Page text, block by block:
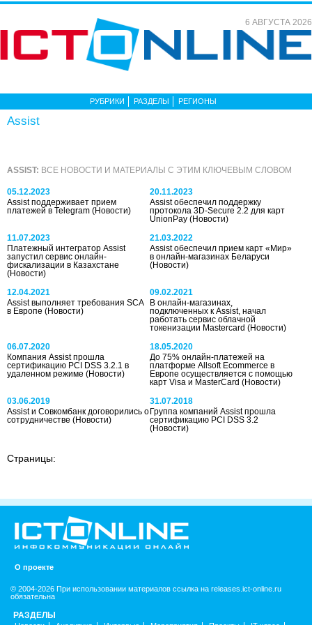
6 АВГУСТА 2026
РУБРИКИ РАЗДЕЛЫ РЕГИОНЫ
Assist
ASSIST: ВСЕ НОВОСТИ И МАТЕРИАЛЫ С ЭТИМ КЛЮЧЕВЫМ СЛОВОМ
05.12.2023
Assist поддерживает прием
платежей в Telegram (Новости)
20.11.2023
Assist обеспечил поддержку
протокола 3D-Secure 2.2 для карт
UnionPay(Новости)
11.07.2023
Платежный интегратор Assist
запустил сервис онлайн-
фискализации в Казахстане
(Новости)
21.03.2022
Assist обеспечил прием карт «Мир»
в онлайн-магазинах Беларуси
(Новости)
12.04.2021
Assist выполняет требования SCA
в Европе (Новости)
09.02.2021
В онлайн-магазинах,
подключенных к Assist, начал
работать сервис облачной
токенизации Mastercard(Новости)
06.07.2020
Компания Assist прошла
сертификацию PCI DSS 3.2.1 в
удаленном режиме (Новости)
18.05.2020
До 75% онлайн-платежей на
платформе Allsoft Ecommerce в
Европе осуществляется с помощью
карт Visa и MasterCard(Новости)
03.06.2019
Assist и Совкомбанк договорились о
сотрудничестве (Новости)
31.07.2018
Группа компаний Assist прошла
сертификацию PCI DSS 3.2
(Новости)
Страницы:
О проекте
© 2004-2026 При использовании материалов ссылка на releases.ict-online.ru
обязательна
РАЗДЕЛЫ